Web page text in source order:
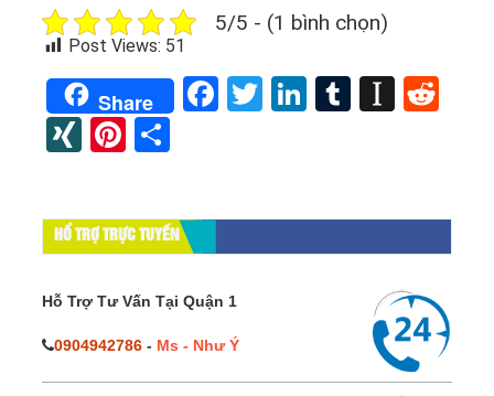
5/5 - (1 bình chọn)
Post Views: 51
Share Facebook
TwitterLinkedIn
Tumblr
XINGPinterest
HỔ TRỢ TRỰC TUYẾN
Hỗ Trợ Tư Vấn Tại Quận 1
0904942786 - Ms - Như Ý